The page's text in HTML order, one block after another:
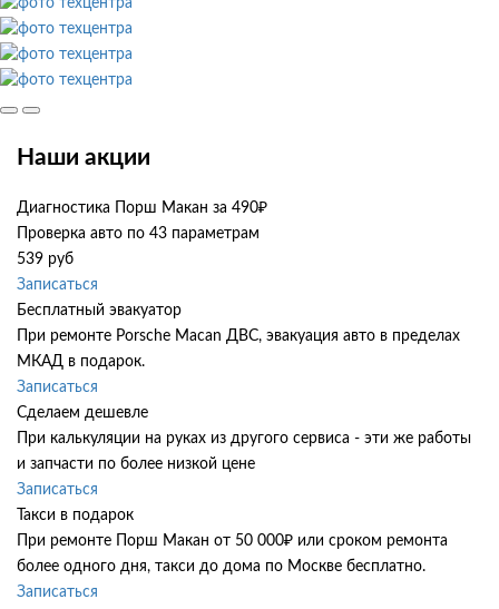
Наши акции
Диагностика Порш Макан за 490₽
Проверка авто по 43 параметрам
539 руб
Записаться
Бесплатный эвакуатор
При ремонте Porsche Macan ДВС, эвакуация авто в пределах
МКАД в подарок.
Записаться
Сделаем дешевле
При калькуляции на руках из другого сервиса - эти же работы
и запчасти по более низкой цене
Записаться
Такси в подарок
При ремонте Порш Макан от 50 000₽ или сроком ремонта
более одного дня, такси до дома по Москве бесплатно.
Записаться